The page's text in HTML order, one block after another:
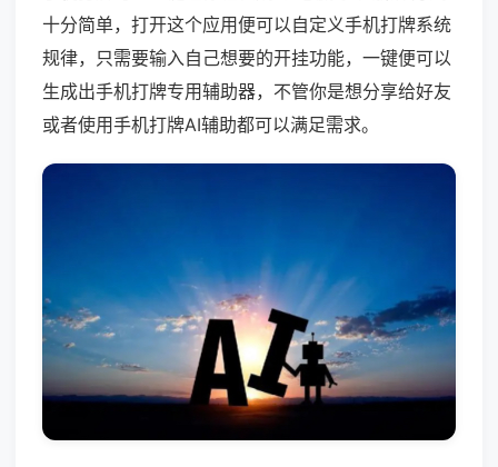
十分简单，打开这个应用便可以自定义手机打牌系统
规律，只需要输入自己想要的开挂功能，一键便可以
生成出手机打牌专用辅助器，不管你是想分享给好友
或者使用手机打牌AI辅助都可以满足需求。